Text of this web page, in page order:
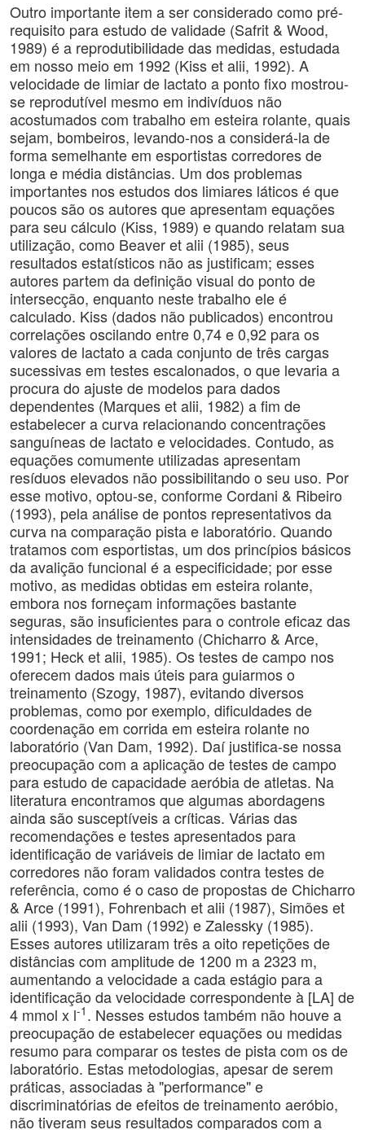
Outro importante item a ser considerado como pré-
requisito para estudo de validade (Safrit & Wood,
1989) é a reprodutibilidade das medidas, estudada
em nosso meio em 1992 (Kiss et alii, 1992). A
velocidade de limiar de lactato a ponto fixo mostrou-
se reprodutível mesmo em indivíduos não
acostumados com trabalho em esteira rolante, quais
sejam, bombeiros, levando-nos a considerá-la de
forma semelhante em esportistas corredores de
longa e média distâncias. Um dos problemas
importantes nos estudos dos limiares láticos é que
poucos são os autores que apresentam equações
para seu cálculo (Kiss, 1989) e quando relatam sua
utilização, como Beaver et alii (1985), seus
resultados estatísticos não as justificam; esses
autores partem da definição visual do ponto de
intersecção, enquanto neste trabalho ele é
calculado. Kiss (dados não publicados) encontrou
correlações oscilando entre 0,74 e 0,92 para os
valores de lactato a cada conjunto de três cargas
sucessivas em testes escalonados, o que levaria a
procura do ajuste de modelos para dados
dependentes (Marques et alii, 1982) a fim de
estabelecer a curva relacionando concentrações
sanguíneas de lactato e velocidades. Contudo, as
equações comumente utilizadas apresentam
resíduos elevados não possibilitando o seu uso. Por
esse motivo, optou-se, conforme Cordani & Ribeiro
(1993), pela análise de pontos representativos da
curva na comparação pista e laboratório. Quando
tratamos com esportistas, um dos princípios básicos
da avalição funcional é a especificidade; por esse
motivo, as medidas obtidas em esteira rolante,
embora nos forneçam informações bastante
seguras, são insuficientes para o controle eficaz das
intensidades de treinamento (Chicharro & Arce,
1991; Heck et alii, 1985). Os testes de campo nos
oferecem dados mais úteis para guiarmos o
treinamento (Szogy, 1987), evitando diversos
problemas, como por exemplo, dificuldades de
coordenação em corrida em esteira rolante no
laboratório (Van Dam, 1992). Daí justifica-se nossa
preocupação com a aplicação de testes de campo
para estudo de capacidade aeróbia de atletas. Na
literatura encontramos que algumas abordagens
ainda são susceptíveis a críticas. Várias das
recomendações e testes apresentados para
identificação de variáveis de limiar de lactato em
corredores não foram validados contra testes de
referência, como é o caso de propostas de Chicharro
& Arce (1991), Fohrenbach et alii (1987), Simões et
alii (1993), Van Dam (1992) e Zalessky (1985).
Esses autores utilizaram três a oito repetições de
distâncias com amplitude de 1200 m a 2323 m,
aumentando a velocidade a cada estágio para a
identificação da velocidade correspondente à [LA] de
4 mmol x l-1 . Nesses estudos também não houve a
preocupação de estabelecer equações ou medidas
resumo para comparar os testes de pista com os de
laboratório. Estas metodologias, apesar de serem
práticas, associadas à "performance" e
discriminatórias de efeitos de treinamento aeróbio,
não tiveram seus resultados comparados com a